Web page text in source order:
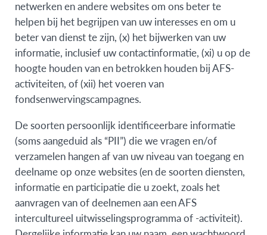
netwerken en andere websites om ons beter te
helpen bij het begrijpen van uw interesses en om u
beter van dienst te zijn, (x) het bijwerken van uw
informatie, inclusief uw contactinformatie, (xi) u op de
hoogte houden van en betrokken houden bij AFS-
activiteiten, of (xii) het voeren van
fondsenwervingscampagnes.
De soorten persoonlijk identificeerbare informatie
(soms aangeduid als “PII”) die we vragen en/of
verzamelen hangen af van uw niveau van toegang en
deelname op onze websites (en de soorten diensten,
informatie en participatie die u zoekt, zoals het
aanvragen van of deelnemen aan een AFS
intercultureel uitwisselingsprogramma of -activiteit).